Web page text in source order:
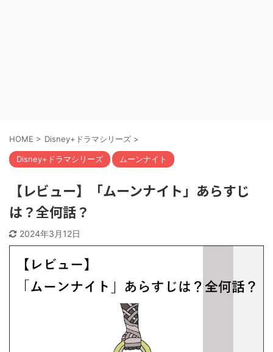
HOME > Disney+ドラマシリーズ >
Disney+ドラマシリーズ ムーンナイト
【レビュー】「ムーンナイト」あらすじ
は？全何話？
2024年3月12日